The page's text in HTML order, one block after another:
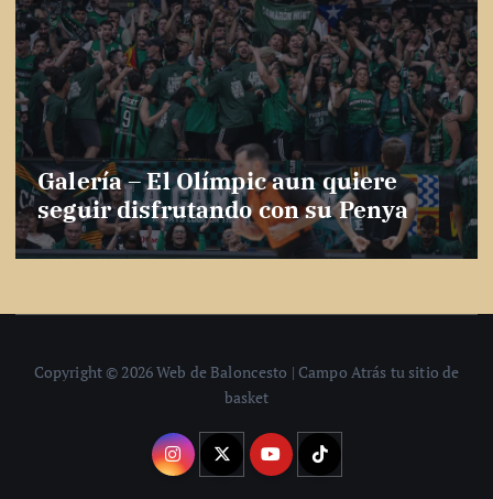
Galería – El Olímpic aun quiere
seguir disfrutando con su Penya
Copyright © 2026 Web de Baloncesto | Campo Atrás tu sitio de
basket